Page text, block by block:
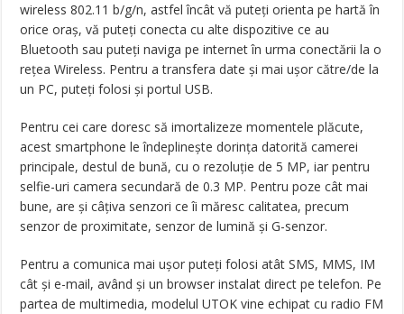
wireless 802.11 b/g/n, astfel încât vă puteţi orienta pe hartă în
orice oraş, vă puteţi conecta cu alte dispozitive ce au
Bluetooth sau puteţi naviga pe internet în urma conectării la o
reţea Wireless. Pentru a transfera date şi mai uşor către/de la
un PC, puteţi folosi şi portul USB.
Pentru cei care doresc să imortalizeze momentele plăcute,
acest smartphone le îndeplineşte dorinţa datorită camerei
principale, destul de bună, cu o rezoluţie de 5 MP, iar pentru
selfie-uri camera secundară de 0.3 MP. Pentru poze cât mai
bune, are şi câţiva senzori ce îi măresc calitatea, precum
senzor de proximitate, senzor de lumină şi G-senzor.
Pentru a comunica mai uşor puteţi folosi atât SMS, MMS, IM
cât şi e-mail, având şi un browser instalat direct pe telefon. Pe
partea de multimedia, modelul UTOK vine echipat cu radio FM